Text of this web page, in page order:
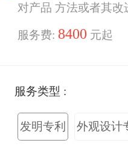
对产品 方法或者其
服务费: 8400 元起
服务类型 :
发明专利 外观设计